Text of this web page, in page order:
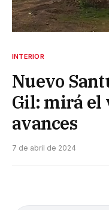
INTERIOR
Nuevo
Gil: mirá el
avances
7 de abril de 2024